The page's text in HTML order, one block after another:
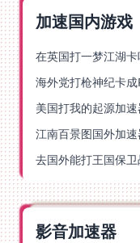
加速国内游戏
影音加速器